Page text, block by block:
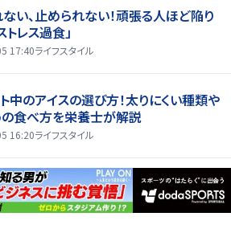
い、止められない！頑張る人ほど陥り
トレス過食」
17:40ライフスタイル
中のアイスの選び方！太りにくい種類や
の食べ方を栄養士が解説
16:20ライフスタイル